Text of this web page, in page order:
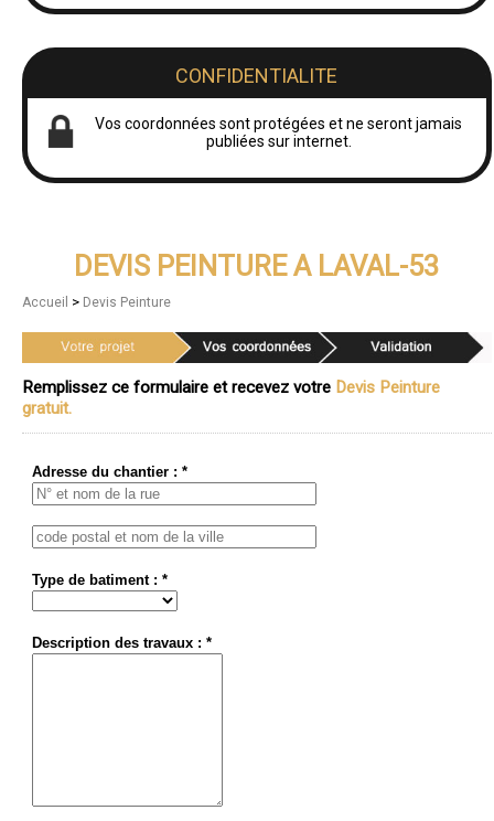
CONFIDENTIALITE
Vos coordonnées sont protégées et ne seront jamais
publiées sur internet.
DEVIS PEINTURE A LAVAL-53
Accueil > Devis Peinture
Remplissez ce formulaire et recevez votre Devis Peinture
gratuit.
Adresse du chantier : *
Type de batiment : *
Description des travaux : *